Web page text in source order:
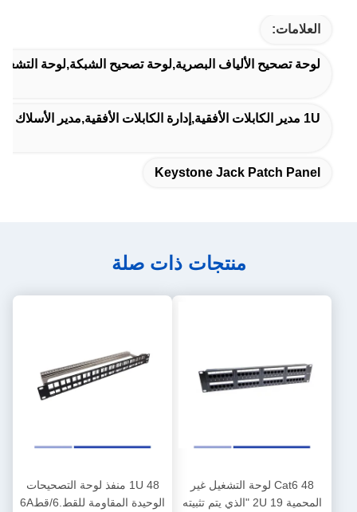
العلامات:
لوحة تصحيح الألياف البصرية,لوحة تصحيح الشبكة,لوحة التشغيل
1U مدير الكابلات الأفقية,إدارة الكابلات الأفقية,مدير الأسلاك الأفقية لمركز البيانات
Keystone Jack Patch Panel
منتجات ذات صلة
Cat6 48 لوحة التشغيل غير
المحمية 2U 19 "الذي يتم تثبيته
1U 48 منفذ لوحة التصحيحات
الوحيدة المقاومة للقط.6/قط6A